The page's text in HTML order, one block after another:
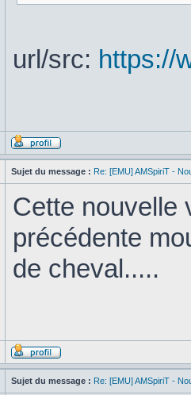
url/src: https://
Sujet du message : Re: [EMU] AMSpiriT -
Cette nouvelle
précédente
de cheval.....
Sujet du message : Re: [EMU] AMSpiriT -